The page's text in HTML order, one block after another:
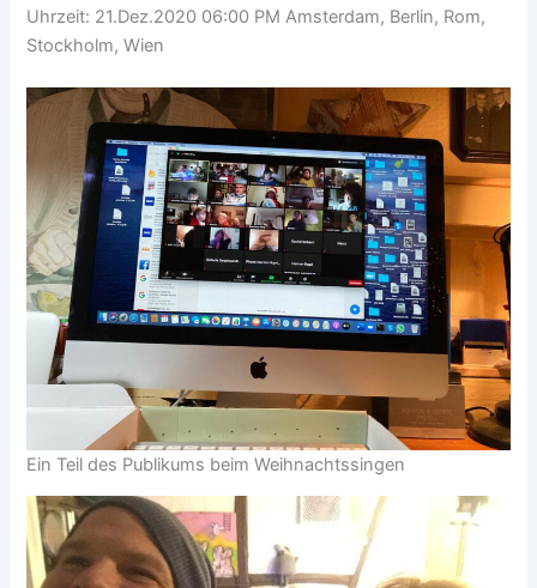
Uhrzeit: 21.Dez.2020 06:00 PM Amsterdam, Berlin, Rom,
Stockholm, Wien
Ein Teil des Publikums beim Weihnachtssingen